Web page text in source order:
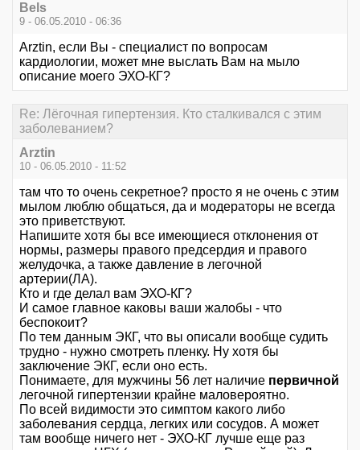
Bels
9 - 06.05.2010 - 06:36
Arztin, если Вы - специалист по вопросам
кардиологии, может мне выслать Вам на мыло
описание моего ЭХО-КГ?
Re: Лёгочная гипертензия. Кто сталкивался с этим
заболеванием?
Arztin
10 - 06.05.2010 - 11:52
там что то очень секретное? просто я не очень с этим
мылом люблю общаться, да и модераторы не всегда
это приветствуют.
Напишите хотя бы все имеющиеся отклонения от
нормы, размеры правого предсердия и правого
желудочка, а также давление в легочной
артерии(ЛА).
Кто и где делал вам ЭХО-КГ?
И самое главное каковы ваши жалобы - что
беспокоит?
По тем данным ЭКГ, что вы описали вообще судить
трудно - нужно смотреть пленку. Ну хотя бы
заключение ЭКГ, если оно есть.
Понимаете, для мужчины 56 лет наличие первичной
легочной гипертензии крайне маловероятно.
По всей видимости это симптом какого либо
заболевания сердца, легких или сосудов. А может
там вообще ничего нет - ЭХО-КГ лучше еще раз